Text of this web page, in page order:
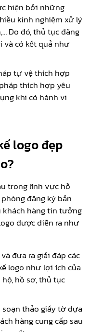
hiện bởi những
kinh nghiệm xử lý
Do đó, thủ tục đăng
và có kết quả như
tự vệ thích hợp
thích hợp yêu
khi có hành vi
logo đẹp
trong lĩnh vực hỗ
đăng ký bản
khách hàng tin tưởng
được diễn ra như
đưa ra giải đáp các
logo như lợi ích của
hồ sơ, thủ tục
soạn thảo giấy tờ dựa
hàng cung cấp sau